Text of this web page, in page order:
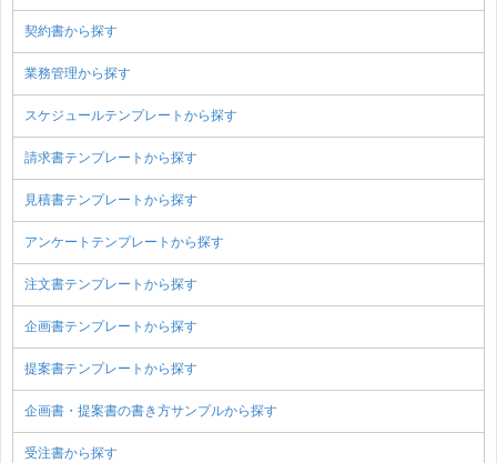
契約書から探す
業務管理から探す
スケジュールテンプレートから探す
請求書テンプレートから探す
見積書テンプレートから探す
アンケートテンプレートから探す
注文書テンプレートから探す
企画書テンプレートから探す
提案書テンプレートから探す
企画書・提案書の書き方サンプルから探す
受注書から探す